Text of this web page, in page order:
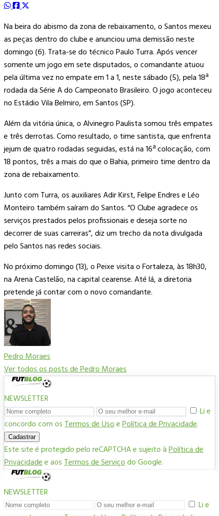
Na beira do abismo da zona de rebaixamento, o Santos mexeu
as peças dentro do clube e anunciou uma demissão neste
domingo (6). Trata-se do técnico Paulo Turra. Após vencer
somente um jogo em sete disputados, o comandante atuou
pela última vez no empate em 1 a 1, neste sábado (5), pela 18ª
rodada da Série A do Campeonato Brasileiro. O jogo aconteceu
no Estádio Vila Belmiro, em Santos (SP).
Além da vitória única, o Alvinegro Paulista somou três empates
e três derrotas. Como resultado, o time santista, que enfrenta
jejum de quatro rodadas seguidas, está na 16ª colocação, com
18 pontos, três a mais do que o Bahia, primeiro time dentro da
zona de rebaixamento.
Junto com Turra, os auxiliares Adir Kirst, Felipe Endres e Léo
Monteiro também saíram do Santos. “O Clube agradece os
serviços prestados pelos profissionais e deseja sorte no
decorrer de suas carreiras”, diz um trecho da nota divulgada
pelo Santos nas redes sociais.
No próximo domingo (13), o Peixe visita o Fortaleza, às 18h30,
na Arena Castelão, na capital cearense. Até lá, a diretoria
pretende já contar com o novo comandante.
Pedro Moraes
Ver todos os posts de Pedro Moraes
NEWSLETTER
Li e
concordo com osTermos de UsoePolítica de Privacidade.
Cadastrar
Este site é protegido pelo reCAPTCHA e sujeito àPolítica de
Privacidadee aosTermos de Serviçodo Google.
NEWSLETTER
Li e